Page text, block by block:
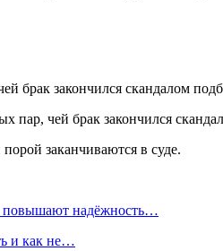
брак закончился скандалом
заканчиваются в суде.
повышают надёжность…
и как не…